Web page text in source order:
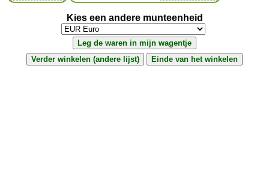
Kies een andere munteenheid